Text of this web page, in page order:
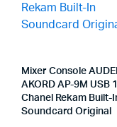
Mixer Console
AKORD AP-9M USB
Chanel Rekam Built-
Soundcard Original